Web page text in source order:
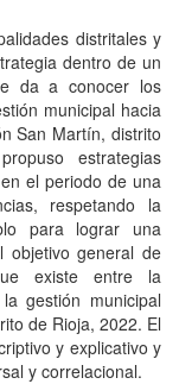
distritales y
dentro de un
da a conocer los
municipal hacia
San Martín, distrito
estrategias
el periodo de una
respetando la
para lograr una
objetivo general de
existe entre la
gestión municipal
de Rioja, 2022. El
y explicativo y
y correlacional.